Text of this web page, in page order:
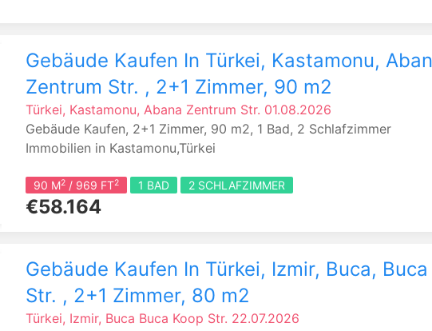
Gebäude Kaufen In Türkei, Kastamonu,
Zentrum Str. , 2+1 Zimmer, 90 m2
Türkei, Kastamonu, Abana Zentrum Str. 01.08.2026
Gebäude Kaufen, 2+1 Zimmer, 90 m2, 1 Bad, 2 Schlafzimmer
Immobilien in Kastamonu,Türkei
90 M2 / 969 FT2 1 BAD 2 SCHLAFZIMMER
€58.164
Gebäude Kaufen In Türkei, Izmir, Buca,
Str. , 2+1 Zimmer, 80 m2
Türkei, Izmir, Buca Buca Koop Str. 22.07.2026